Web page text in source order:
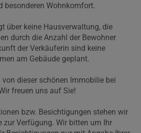
besonderen Wohnkomfort.
über keine Hausverwaltung, die
durch die Anzahl der Bewohner
der Verkäuferin sind keine
am Gebäude geplant.
von dieser schönen Immobilie bei
freuen uns auf Sie!
bzw. Besichtigungen stehen wir
zur Verfügung. Wir bitten um Ihr